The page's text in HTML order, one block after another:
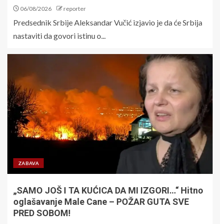
06/08/2026 reporter
Predsednik Srbije Aleksandar Vučić izjavio je da će Srbija
nastaviti da govori istinu o...
ZABAVA
„SAMO JOŠ I TA KUĆICA DA MI IZGORI…“ Hitno
oglašavanje Male Cane – POŽAR GUTA SVE
PRED SOBOM!